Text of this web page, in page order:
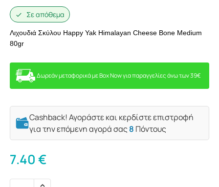
Σε απόθεμα
Λιχουδιά Σκύλου Happy Yak Himalayan Cheese Bone Medium
80gr
Δωρεάν μεταφορικά με Box Now για παραγγελίες άνω των 39€
Cashback! Αγοράστε και κερδίστε επιστροφή
για την επόμενη αγορά σας8 Πόντους
7.40€